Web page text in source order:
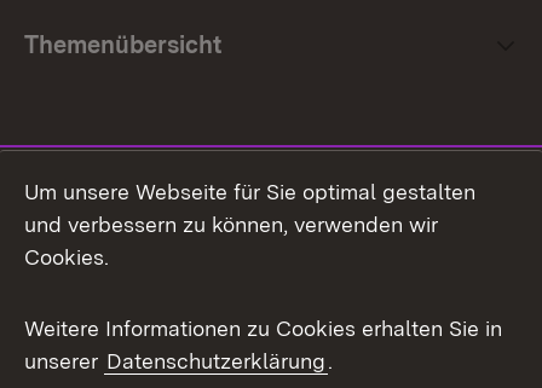
Themenübersicht
Facebook
X / Twitter
Youtube
Um unsere Webseite für Sie optimal gestalten
und verbessern zu können, verwenden wir
Cookies.
Weitere Informationen zu Cookies erhalten Sie in
unserer Datenschutzerklärung.